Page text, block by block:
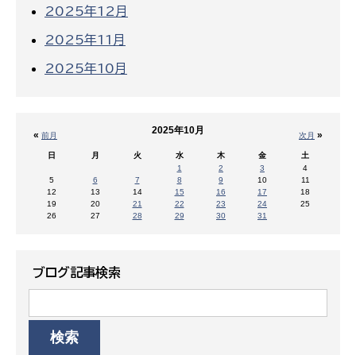
2025年12月
2025年11月
2025年10月
« 前月 次月 »
2025年10月
日 月 火 水 木 金
土
1
2 3
4
5
6 7 8 9 10
11
12
13 14 15 16 17
18
19
20 21 22 23 24
25
26
27 28 29 30 31
ブログ記事検索